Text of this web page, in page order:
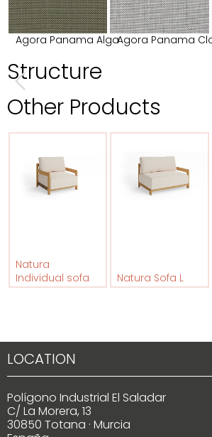
Agora Panama AlgaAgora Panama
Structure
Other Products
Natura
Individual sofa
Natura Sofa L
LOCATION
Polígono Industrial El Saladar
C/ La Morera, 13
30850 Totana · Murcia